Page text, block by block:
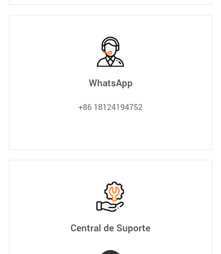
WhatsApp
+86 18124194752
Central de Suporte